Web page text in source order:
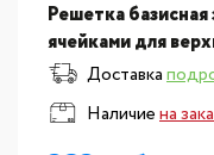
Решетка
ячейками для
ST417ВДоставка
Наличиена